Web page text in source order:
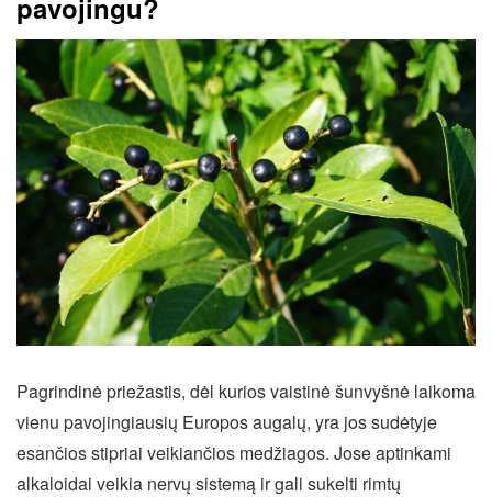
pavojingu?
Pagrindinė priežastis, dėl kurios vaistinė šunvyšnė laikoma
vienu pavojingiausių Europos augalų, yra jos sudėtyje
esančios stipriai veikiančios medžiagos. Jose aptinkami
alkaloidai veikia nervų sistemą ir gali sukelti rimtų